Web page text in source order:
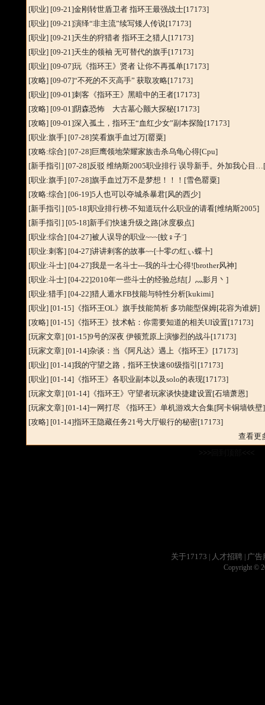
[职业] [09-21]金刚转世盾卫者 指环王最强战士[17173]
[职业] [09-21]演绎“非主流”续写矮人传说[17173]
[职业] [09-21]天生的狩猎者 指环王之猎人 [17173]
[职业] [09-21]天生的领袖 无可替代的旗手[17173]
[职业] [09-07]玩《指环王》贤者 让你不再孤单[17173]
[攻略] [09-07]“不死的不灭高手” 获取攻略[17173]
[职业] [09-01]刺客《指环王》黑暗中的王者[17173]
[攻略] [09-01]阴森恐怖 大古墓心颤大探秘[17173]
[攻略] [09-01]深入孤土，指环王“血红少女”副本探险[17173]
[职业:旗手] [07-28]笑看旗手血过万[罂粟]
[攻略:综合] [07-28]巨鹰领地荣耀家族击杀乌龟心得[Cpu]
[新手指引] [07-28]反驳 维纳斯2005职业排行 误导新手。外加我心目…
[职业:旗手] [07-28]旗手血过万不是梦想！！！ [雪色罂粟]
[攻略:综合] [06-19]5人也可以夺城杀暴君[风的西少]
[新手指引] [05-18]职业排行榜-不知道玩什么职业的请看[维纳斯2005]
[新手指引] [05-18]新手们快速升级之路[冰度极点]
[职业:综合] [04-27]被人误导的职业~~~[蚊♀子¨]
[职业:刺客] [04-27]讲讲剌客的故事~~[╄零の红ぃ蝶╄]
[职业:斗士] [04-27]我是一名斗士---我的斗士心得![brother风神]
[职业:斗士] [04-22]2010年一些斗士的经验总结[丿灬影月丶]
[职业:猎手] [04-22]猎人遁水FB技能与特性分析[kukimi]
[职业] [01-15] 《指环王OL》旗手技能简析 多功能型保姆[花容为谁妍]
[攻略] [01-15] 《指环王》技术帖：你需要知道的相关UI设置[17173]
[玩家文章] [01-15]9号的深夜 伊顿荒原上演惨烈的战斗[17173]
[玩家文章] [01-14]杂谈：当《阿凡达》遇上《指环王》 [17173]
[职业] [01-14]我的守望之路，指环王快速60级指引 [17173]
[职业] [01-14] 《指环王》各职业副本以及solo的表现[17173]
[玩家文章] [01-14] 《指环王》守望者玩家谈快捷建设置[石墙萧恩]
[玩家文章] [01-14]一网打尽 《指环王》单机游戏大合集[阿卡铜墙铁壁]
[攻略] [01-14]指环王隐藏任务21号大厅银行的秘密[17173]
查看更
<<<
关于17173 人才招聘 广告
Copyright ©